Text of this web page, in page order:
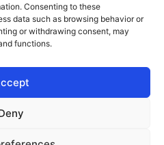
Consenting to these
data such as browsing behavior or
or withdrawing consent, may
functions.
voorwaarden
beleid
& Business